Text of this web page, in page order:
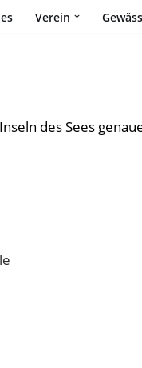
Verein
des Sees